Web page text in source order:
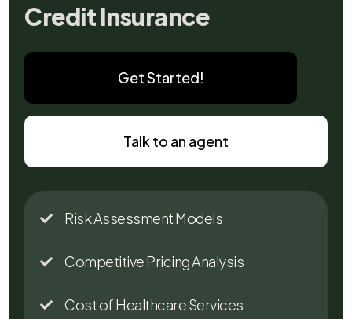
Credit Insurance
Get Started!
Talk to an agent
 Risk Assessment Models
 Competitive Pricing Analysis
 Cost of Healthcare Services